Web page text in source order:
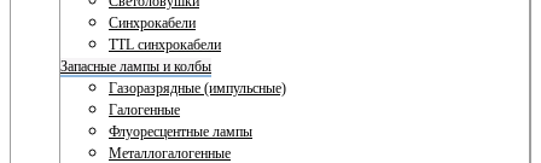
Синхрокабели
TTL синхрокабели
Запасные лампы и колбы
Газоразрядные (импульсные)
Галогенные
Флуоресцентные лампы
Металлогалогенные